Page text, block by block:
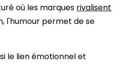
où les marques rivalisent
l'humour permet de se
le lien émotionnel et